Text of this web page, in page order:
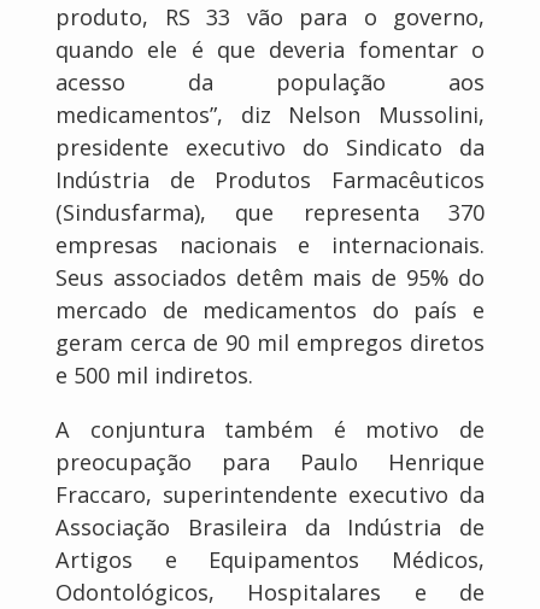
produto, RS 33 vão para o governo,
quando ele é que deveria fomentar o
acesso da população aos
medicamentos”, diz Nelson Mussolini,
presidente executivo do Sindicato da
Indústria de Produtos Farmacêuticos
(Sindusfarma), que representa 370
empresas nacionais e internacionais.
Seus associados detêm mais de 95% do
mercado de medicamentos do país e
geram cerca de 90 mil empregos diretos
e 500 mil indiretos.
A conjuntura também é motivo de
preocupação para Paulo Henrique
Fraccaro, superintendente executivo da
Associação Brasileira da Indústria de
Artigos e Equipamentos Médicos,
Odontológicos, Hospitalares e de